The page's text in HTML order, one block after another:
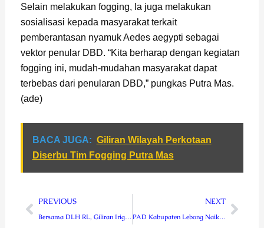
Selain melakukan fogging, Ia juga melakukan
sosialisasi kepada masyarakat terkait
pemberantasan nyamuk Aedes aegypti sebagai
vektor penular DBD. “Kita berharap dengan kegiatan
fogging ini, mudah-mudahan masyarakat dapat
terbebas dari penularan DBD,” pungkas Putra Mas.
(ade)
BACA JUGA: Giliran Wilayah Perkotaan
Diserbu Tim Fogging Putra Mas
Prev
PREVIOUS
Bersama DLH RL, Giliran Irigasi Air Sengak Dibersihkan Kodim 0409 Rejang Lebong
NEXT
PAD Kabupaten Lebong Naik Setiap Tahun, Ini Sumbernya!
Next